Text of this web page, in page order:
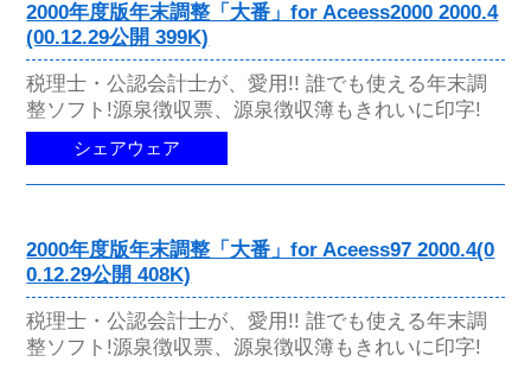
2000年度版年末調整「大番」for Aceess2000 2000.4
(00.12.29公開 399K)
税理士・公認会計士が、愛用!! 誰でも使える年末調
整ソフト!源泉徴収票、源泉徴収簿もきれいに印字!
シェアウェア
2000年度版年末調整「大番」for Aceess97 2000.4(0
0.12.29公開 408K)
税理士・公認会計士が、愛用!! 誰でも使える年末調
整ソフト!源泉徴収票、源泉徴収簿もきれいに印字!